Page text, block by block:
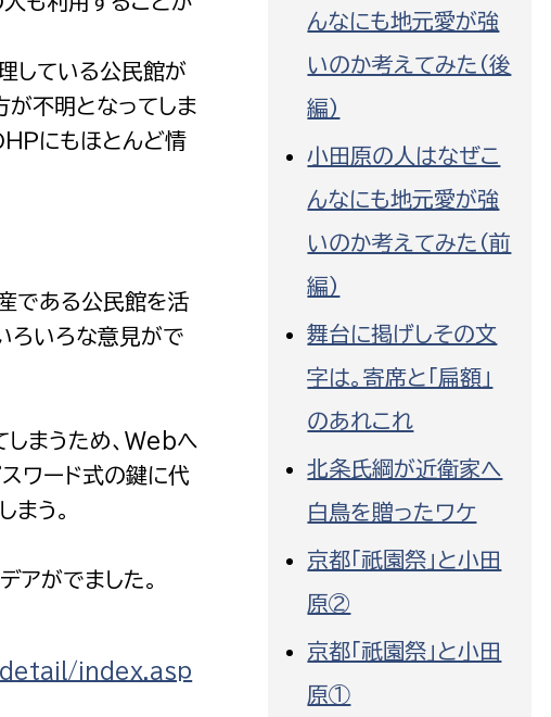
局
総務課
している公民館が
が不明となってしま
Ｐにもほとんど情
である公民館を活
ろいろな意見がで
しまうため、Webへ
ワード式の鍵に代
まう。
アがでました。
index.asp
んなにも地元愛が強
いのか考えてみた（後
編）
小田原の人はなぜこ
んなにも地元愛が強
いのか考えてみた（前
編）
舞台に掲げしその文
字は。寄席と「扁額」
のあれこれ
北条氏綱が近衛家へ
白鳥を贈ったワケ
京都「祇園祭」と小田
原②
京都「祇園祭」と小田
原①